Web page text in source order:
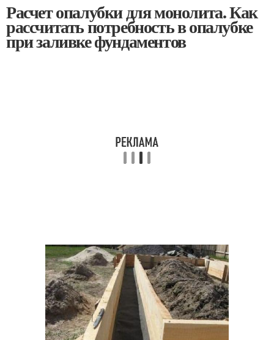
Расчет опалубки для монолита. Как
рассчитать потребность в опалубке
при заливке фундаментов